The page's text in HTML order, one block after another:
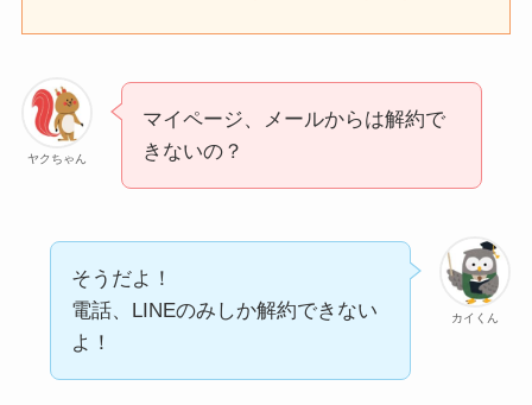
ニューZの解約まとめ！
電話が繋がらない時の裏
ヤクちゃん
マイページ、メールからは解約で
きないの？
カイくん
そうだよ！
電話、LINEのみしか解約できない
よ！